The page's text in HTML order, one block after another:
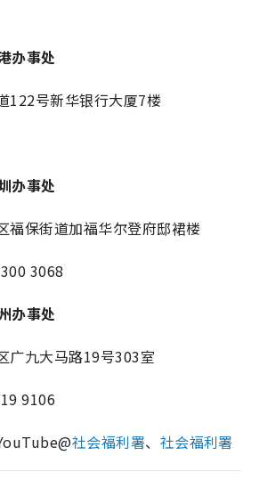
办事处
122号新华银行大厦7楼
办事处
福保街道加福华尔登府邸裙楼
3068
办事处
广九大马路19号303室
9106
社会福利署、 社会福利署